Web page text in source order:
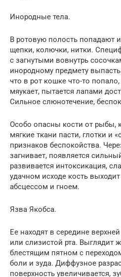
Инородные тела.
В ротовую полость попадают
щепки, колючки, нитки.
с загнутыми вовнутрь
инородному предмету
что в рот кошке что-то
мяукает, пытается лапами
Сильное слюнотечение,
Особо опасны кости от рыбы,
мягкие ткани пасти, глотки и
признаков беспокойства.
загнивает, появляется
развивается интоксикация,
удачном исходе кость
абсцессом и гноем.
Язва Якобса.
Ее находят в середине
или слизистой рта. Выглядит
блестящим пятном с
боли и зуда. Диффузное
поверхность увеличивается,